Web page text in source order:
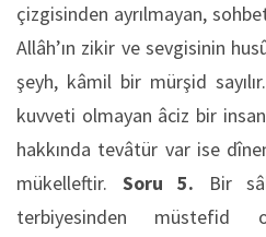
çizgisinden ayrılmayan,
Allâh’ın zikir ve sevgisinin
şeyh, kâmil bir mürşid
kuvveti olmayan âciz bir
hakkında tevâtür var ise
mükelleftir. Soru 5. Bir
terbiyesinden müstefid